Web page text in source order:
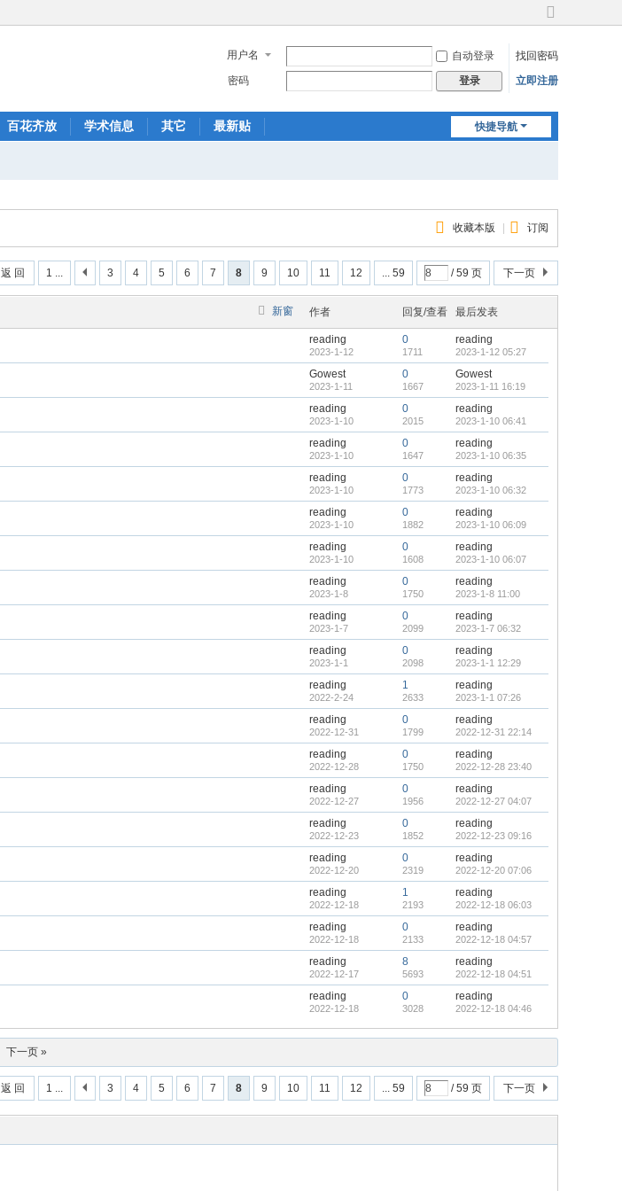
切
到
宽
用户名 自动登录
找回密码
密码
登录 立即注册
快捷导航
百花齐放 学术信息 其它 最新贴
收藏本版 订阅
1 ... 3 4 5 6 7 8 9 10 11 12 ... 59 / 59 页 下一页
返 回
新窗 作者 回复/查看 最后发表
reading
2023-1-12
0
1711
reading
2023-1-12 05:27
Gowest
2023-1-11
0
1667
Gowest
2023-1-11 16:19
reading
2023-1-10
0
2015
reading
2023-1-10 06:41
reading
2023-1-10
0
1647
reading
2023-1-10 06:35
reading
2023-1-10
0
1773
reading
2023-1-10 06:32
reading
2023-1-10
0
1882
reading
2023-1-10 06:09
reading
2023-1-10
0
1608
reading
2023-1-10 06:07
reading
2023-1-8
0
1750
reading
2023-1-8 11:00
reading
2023-1-7
0
2099
reading
2023-1-7 06:32
reading
2023-1-1
0
2098
reading
2023-1-1 12:29
reading
2022-2-24
1
2633
reading
2023-1-1 07:26
reading
2022-12-31
0
1799
reading
2022-12-31 22:14
reading
2022-12-28
0
1750
reading
2022-12-28 23:40
reading
2022-12-27
0
1956
reading
2022-12-27 04:07
reading
2022-12-23
0
1852
reading
2022-12-23 09:16
reading
2022-12-20
0
2319
reading
2022-12-20 07:06
reading
2022-12-18
1
2193
reading
2022-12-18 06:03
reading
2022-12-18
0
2133
reading
2022-12-18 04:57
reading
2022-12-17
8
5693
reading
2022-12-18 04:51
reading
2022-12-18
0
3028
reading
2022-12-18 04:46
下一页 »
1 ... 3 4 5 6 7 8 9 10 11 12 ... 59 / 59 页 下一页
返 回